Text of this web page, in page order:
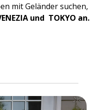
mit Geländer suchen,
und TOKYO an.